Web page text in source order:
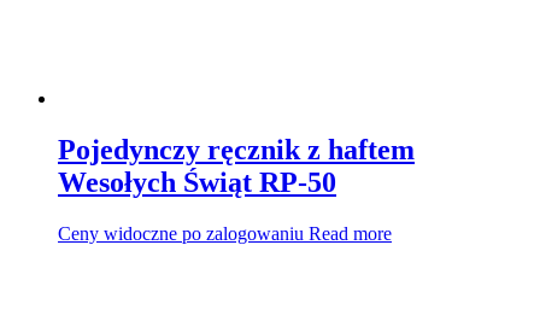
Pojedynczy ręcznik z haftem
Wesołych Świąt RP-50
Ceny widoczne po zalogowaniu Read more